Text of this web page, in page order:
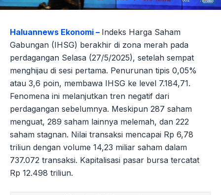
Haluannews Ekonomi – Indeks Harga Saham
Gabungan (IHSG) berakhir di zona merah pada
perdagangan Selasa (27/5/2025), setelah sempat
menghijau di sesi pertama. Penurunan tipis 0,05%
atau 3,6 poin, membawa IHSG ke level 7.184,71.
Fenomena ini melanjutkan tren negatif dari
perdagangan sebelumnya. Meskipun 287 saham
menguat, 289 saham lainnya melemah, dan 222
saham stagnan. Nilai transaksi mencapai Rp 6,78
triliun dengan volume 14,23 miliar saham dalam
737.072 transaksi. Kapitalisasi pasar bursa tercatat
Rp 12.498 triliun.